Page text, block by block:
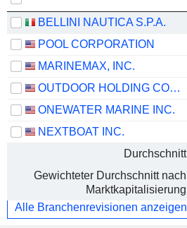
BELLINI NAUTICA S.P.A.
POOL CORPORATION
MARINEMAX, INC.
OUTDOOR HOLDING COMPANY
ONEWATER MARINE INC.
NEXTBOAT INC.
Durchschnitt
Gewichteter Durchschnitt nach
Marktkapitalisierung
Alle Branchenrevisionen anzeigen